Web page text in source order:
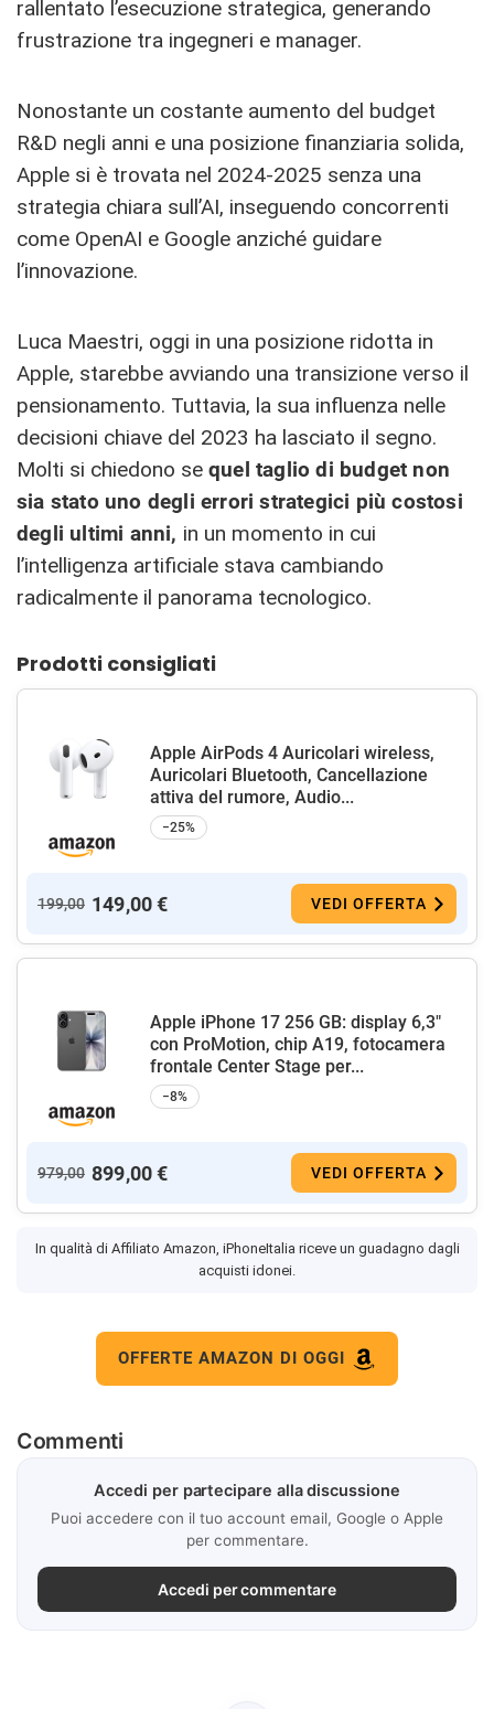
rallentato l’esecuzione strategica, generando
frustrazione tra ingegneri e manager.
Nonostante un costante aumento del budget
R&D negli anni e una posizione finanziaria solida,
Apple si è trovata nel 2024-2025 senza una
strategia chiara sull’AI, inseguendo concorrenti
come OpenAI e Google anziché guidare
l’innovazione.
Luca Maestri, oggi in una posizione ridotta in
Apple, starebbe avviando una transizione verso il
pensionamento. Tuttavia, la sua influenza nelle
decisioni chiave del 2023 ha lasciato il segno.
Molti si chiedono se quel taglio di budget non
sia stato uno degli errori strategici più costosi
degli ultimi anni, in un momento in cui
l’intelligenza artificiale stava cambiando
radicalmente il panorama tecnologico.
Prodotti consigliati
Apple AirPods 4 Auricolari wireless,
Auricolari Bluetooth, Cancellazione
attiva del rumore, Audio...
−25%
199,00 149,00 € VEDI OFFERTA
Apple iPhone 17 256 GB: display 6,3"
con ProMotion, chip A19, fotocamera
frontale Center Stage per...
−8%
979,00 899,00 € VEDI OFFERTA
In qualità di Affiliato Amazon, iPhoneItalia riceve un guadagno dagli
acquisti idonei.
OFFERTE AMAZON DI OGGI
Commenti
Accedi per partecipare alla discussione
Puoi accedere con il tuo account email, Google o Apple
per commentare.
Accedi per commentare